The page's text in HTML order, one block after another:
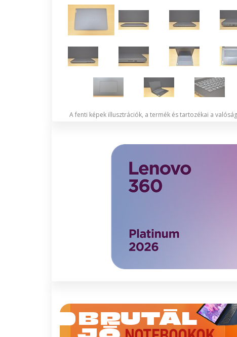
A fenti képek illusztrációk, a termék és tartozékai a